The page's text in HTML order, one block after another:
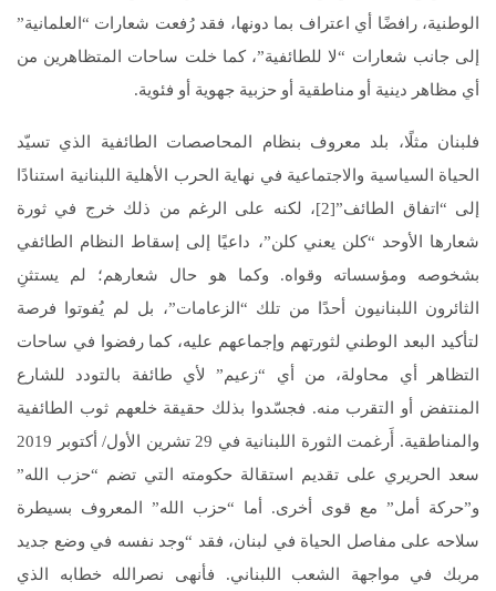
الوطنية، رافضًا أي اعتراف بما دونها، فقد رُفعت شعارات “العلمانية”
إلى جانب شعارات “لا للطائفية”، كما خلت ساحات المتظاهرين من
أي مظاهر دينية أو مناطقية أو حزبية جهوية أو فئوية.
فلبنان مثلًا، بلد معروف بنظام المحاصصات الطائفية الذي تسيّد
الحياة السياسية والاجتماعية في نهاية الحرب الأهلية اللبنانية استنادًا
إلى “اتفاق الطائف”[2]، لكنه على الرغم من ذلك خرج في ثورة
شعارها الأوحد “كلن يعني كلن”، داعيًا إلى إسقاط النظام الطائفي
بشخوصه ومؤسساته وقواه. وكما هو حال شعارهم؛ لم يستثنِ
الثائرون اللبنانيون أحدًا من تلك “الزعامات”، بل لم يُفوتوا فرصة
لتأكيد البعد الوطني لثورتهم وإجماعهم عليه، كما رفضوا في ساحات
التظاهر أي محاولة، من أي “زعيم” لأي طائفة بالتودد للشارع
المنتفض أو التقرب منه. فجسّدوا بذلك حقيقة خلعهم ثوب الطائفية
والمناطقية. أَرغمت الثورة اللبنانية في 29 تشرين الأول/ أكتوبر 2019
سعد الحريري على تقديم استقالة حكومته التي تضم “حزب الله”
و”حركة أمل” مع قوى أخرى. أما “حزب الله” المعروف بسيطرة
سلاحه على مفاصل الحياة في لبنان، فقد “وجد نفسه في وضع جديد
مربك في مواجهة الشعب اللبناني. فأنهى نصرالله خطابه الذي